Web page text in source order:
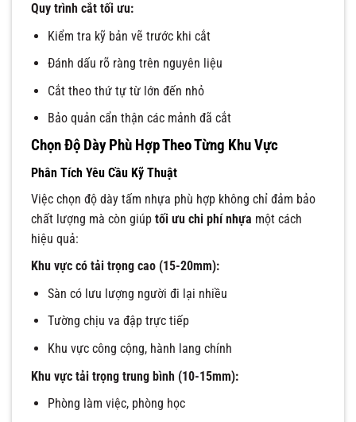
Quy trình cắt tối ưu:
Kiểm tra kỹ bản vẽ trước khi cắt
Đánh dấu rõ ràng trên nguyên liệu
Cắt theo thứ tự từ lớn đến nhỏ
Bảo quản cẩn thận các mảnh đã cắt
Chọn Độ Dày Phù Hợp Theo Từng Khu Vực
Phân Tích Yêu Cầu Kỹ Thuật
Việc chọn độ dày tấm nhựa phù hợp không chỉ đảm bảo
chất lượng mà còn giúp tối ưu chi phí nhựa một cách
hiệu quả:
Khu vực có tải trọng cao (15-20mm):
Sàn có lưu lượng người đi lại nhiều
Tường chịu va đập trực tiếp
Khu vực công cộng, hành lang chính
Khu vực tải trọng trung bình (10-15mm):
Phòng làm việc, phòng học